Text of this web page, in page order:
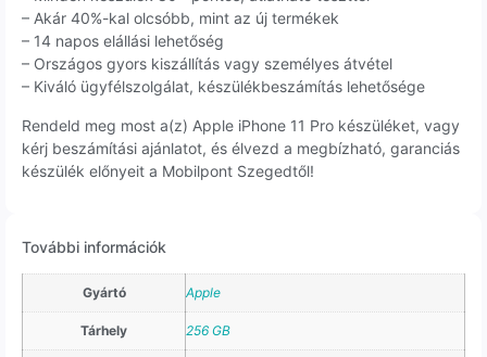
– Akár 40%-kal olcsóbb, mint az új termékek
– 14 napos elállási lehetőség
– Országos gyors kiszállítás vagy személyes átvétel
– Kiváló ügyfélszolgálat, készülékbeszámítás lehetősége
Rendeld meg most a(z) Apple iPhone 11 Pro készüléket, vagy
kérj beszámítási ajánlatot, és élvezd a megbízható, garanciás
készülék előnyeit a Mobilpont Szegedtől!
További információk
Gyártó Apple
Tárhely 256 GB